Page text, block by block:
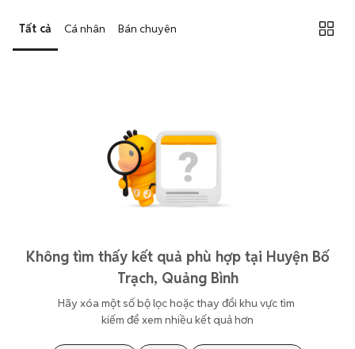
Tất cả Cá nhân Bán chuyên
Không tìm thấy kết quả phù hợp tại Huyện Bố
Trạch, Quảng Bình
Hãy xóa một số bộ lọc hoặc thay đổi khu vực tìm
kiếm để xem nhiều kết quả hơn